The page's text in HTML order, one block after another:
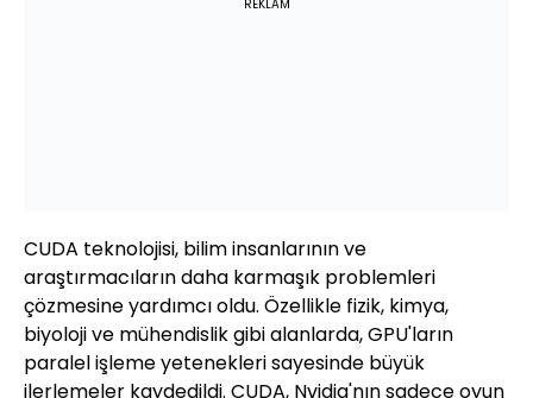
REKLAM
CUDA teknolojisi, bilim insanlarının ve
araştırmacıların daha karmaşık problemleri
çözmesine yardımcı oldu. Özellikle fizik, kimya,
biyoloji ve mühendislik gibi alanlarda, GPU'ların
paralel işleme yetenekleri sayesinde büyük
ilerlemeler kaydedildi. CUDA, Nvidia'nın sadece oyun